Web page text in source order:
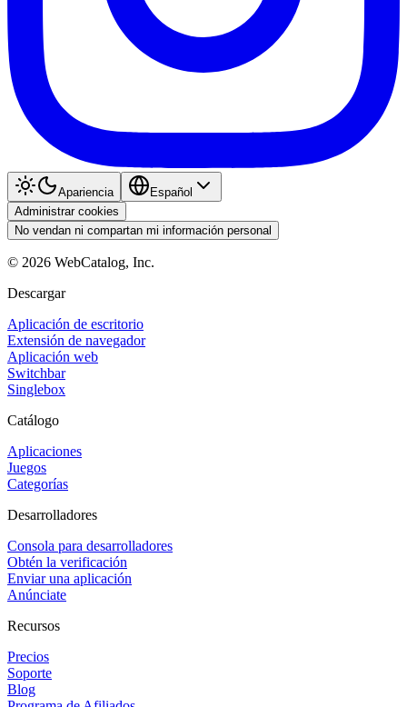
Apariencia
Español
Administrar cookies
No vendan ni compartan mi información personal
© 2026 WebCatalog, Inc.
Descargar
Aplicación de escritorio
Extensión de navegador
Aplicación web
Switchbar
Singlebox
Catálogo
Aplicaciones
Juegos
Categorías
Desarrolladores
Consola para desarrolladores
Obtén la verificación
Enviar una aplicación
Anúnciate
Recursos
Precios
Soporte
Blog